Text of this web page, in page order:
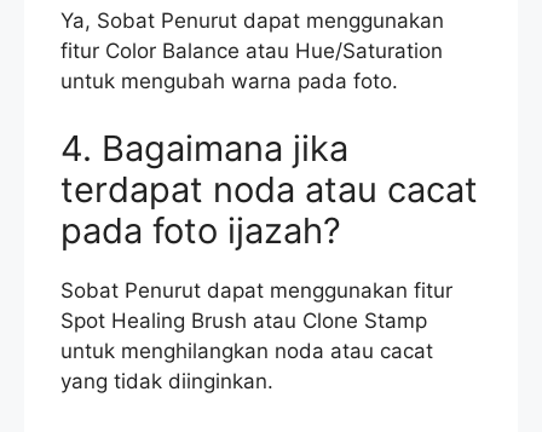
Ya, Sobat Penurut dapat menggunakan
fitur Color Balance atau Hue/Saturation
untuk mengubah warna pada foto.
4. Bagaimana jika
terdapat noda atau cacat
pada foto ijazah?
Sobat Penurut dapat menggunakan fitur
Spot Healing Brush atau Clone Stamp
untuk menghilangkan noda atau cacat
yang tidak diinginkan.